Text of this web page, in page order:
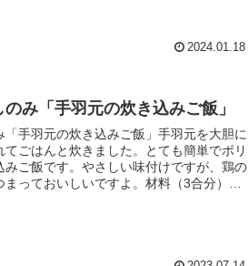
2024.01.18
み「手羽元の炊き込みご飯」
「手羽元の炊き込みご飯」手羽元を大胆に
ごはんと炊きました。とても簡単でボリ
みご飯です。やさしい味付けですが、鶏の
っておいしいですよ。材料（3合分）